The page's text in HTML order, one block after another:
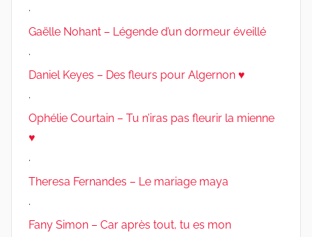
.
Gaëlle Nohant – Légende d’un dormeur éveillé
.
Daniel Keyes – Des fleurs pour Algernon ♥
.
Ophélie Courtain – Tu n’iras pas fleurir la mienne
♥
.
Theresa Fernandes – Le mariage maya
.
Fany Simon – Car après tout, tu es mon